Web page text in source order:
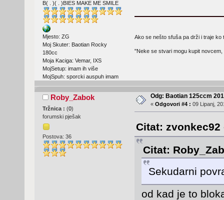
B( . )( . )BIES MAKE ME SMILE
Mjesto: ZG
Moj Skuter: Baotian Rocky
180cc
Moja Kaciga: Vemar, IXS
MojSetup: imam ih više
MojSpuh: sporcki auspuh imam
Ako se nešto sfuša pa drži i traje
"Neke se stvari mogu kupit
Roby_Zabok
Tržnica : (0)
forumski pješak
Postova: 36
Odg: Baotian 125ccm
« Odgovori #4 : 09 Lipanj,
Citat: zvonkec92
Citat:
Sekudarni
od kad je to